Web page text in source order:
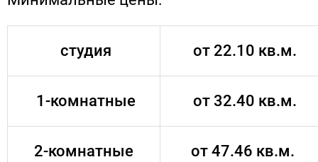
студия от 22.10 кв.м.
1-комнатные от 32.40 кв.м.
2-комнатные от 47.46 кв.м.